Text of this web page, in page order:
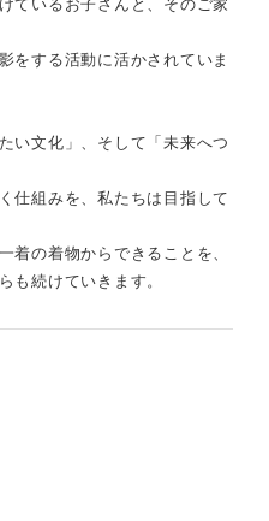
をする活動に活かされていま
い文化」、そして「未来へつ
仕組みを、私たちは目指して
着の着物からできることを、
も続けていきます。